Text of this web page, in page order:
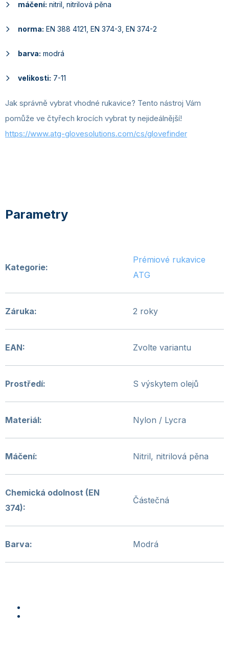
máčení: nitril, nitrilová pěna
norma: EN 388 4121, EN 374-3, EN 374-2
barva: modrá
velikosti: 7-11
Jak správně vybrat vhodné rukavice? Tento nástroj Vám
pomůže ve čtyřech krocích vybrat ty nejideálnější!
https://www.atg-glovesolutions.com/cs/glovefinder
Kategorie:
Prémiové rukavice
ATG
Záruka: 2 roky
EAN: Zvolte variantu
Prostředí: S výskytem olejů
Materiál: Nylon / Lycra
Máčení: Nitril, nitrilová pěna
Chemická odolnost (EN
374):
Částečná
Barva: Modrá